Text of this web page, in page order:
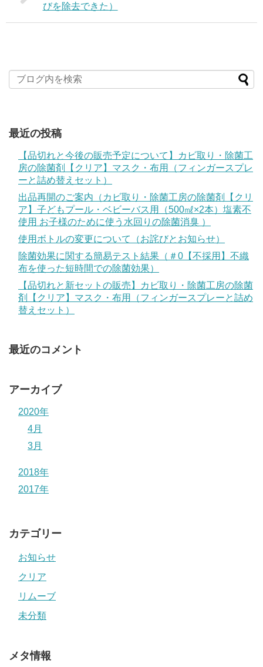
びを除去できた）
最近の投稿
【品切れと今後の販売予定について】カビ取り・除菌工
房の除菌剤【クリア】マスク・布用（フィンガースプレ
ーと詰め替えセット）
出品再開のご案内（カビ取り・除菌工房の除菌剤【クリ
ア】子どもプール・ベビーバス用（500㎖×2本）塩素不
使用 お子様のために使う水回りの除菌消臭 ）
使用ボトルの変更について（お詫びとお知らせ）
除菌効果に関する簡易テスト結果（＃0【不採用】不織
布を使った短時間での除菌効果）
【品切れと新セットの販売】カビ取り・除菌工房の除菌
剤【クリア】マスク・布用（フィンガースプレーと詰め
替えセット）
最近のコメント
アーカイブ
2020年
4月
3月
2018年
2017年
カテゴリー
お知らせ
クリア
リムーブ
未分類
メタ情報